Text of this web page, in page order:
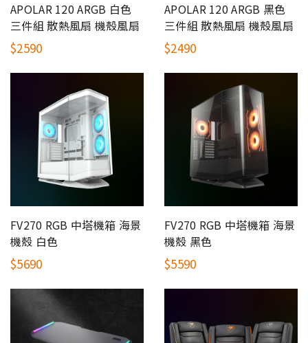
APOLAR 120 ARGB 白色
三件組 散熱風扇 機殼風扇
$2590
APOLAR 120 ARGB 黑色
三件組 散熱風扇 機殼風扇
$2490
FV270 RGB 中塔機箱 海景
機殼 白色
$5690
FV270 RGB 中塔機箱 海景
機殼 黑色
$5590